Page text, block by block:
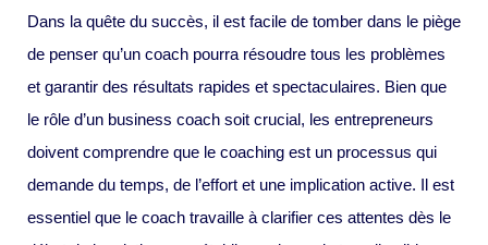
Dans la quête du succès, il est facile de tomber dans le piège
de penser qu’un coach pourra résoudre tous les problèmes
et garantir des résultats rapides et spectaculaires. Bien que
le rôle d’un business coach soit crucial, les entrepreneurs
doivent comprendre que le coaching est un processus qui
demande du temps, de l’effort et une implication active. Il est
essentiel que le coach travaille à clarifier ces attentes dès le